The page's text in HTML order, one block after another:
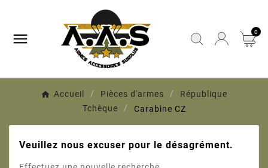
 0
Accueil Pièces d'armes
République
Tchèque
Carabine CZ
Veuillez nous excuser pour le désagrément.